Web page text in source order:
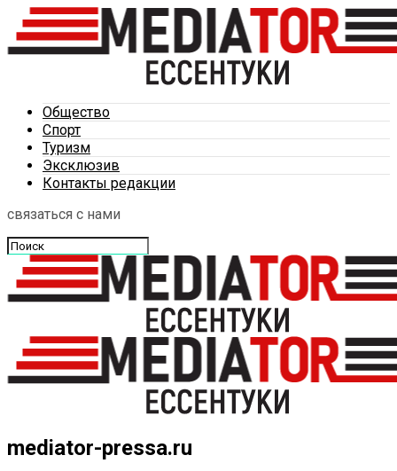
Общество
Спорт
Туризм
Эксклюзив
Контакты редакции
связаться с нами
mediator-pressa.ru